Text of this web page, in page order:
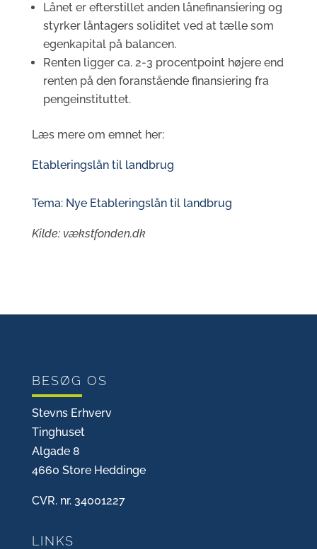
Lånet er efterstillet anden lånefinansiering og
styrker låntagers soliditet ved at tælle som
egenkapital på balancen.
Renten ligger ca. 2-3 procentpoint højere end
renten på den foranstående finansiering fra
pengeinstituttet.
Læs mere om emnet her:
Etableringslån til landbrug
Tema: Nye Etableringslån til landbrug
Kilde: vækstfonden.dk
BESØG OS
Stevns Erhverv
Tinghuset
Algade 8
4660 Store Heddinge
CVR. nr. 34001227
LINKS